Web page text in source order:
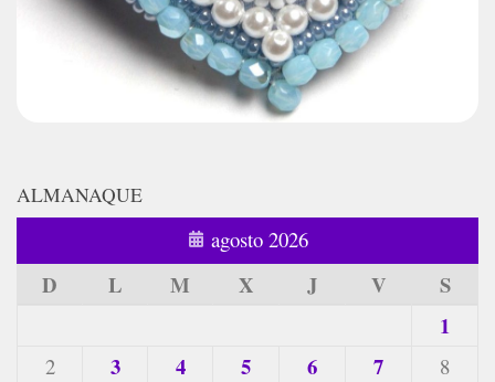
ALMANAQUE
agosto 2026
D L M X J V
S
1
2 3 4 5 6 7
8